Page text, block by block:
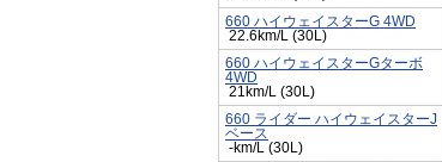
660 ハイウェイスターG 4WD
22.6km/L (30L)
660 ハイウェイスターGターボ
4WD
21km/L (30L)
660 ライダー ハイウェイスターJ
ベース
-km/L (30L)